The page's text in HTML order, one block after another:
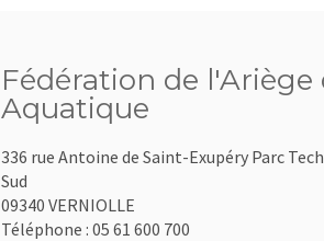
Fédération de
Aquatique
336 rue Antoine de Saint-Exupéry Parc
Sud
09340 VERNIOLLE
Téléphone : 05 61 600 700